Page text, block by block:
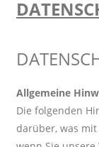
Allgemeine
Die folgenden
darüber, was